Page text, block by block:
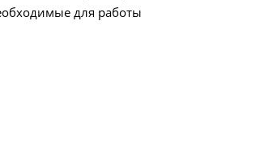
для работы